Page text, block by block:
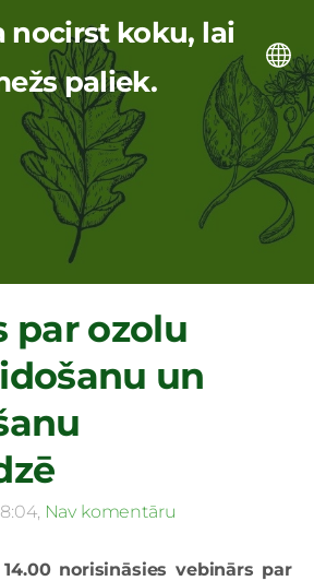
nocirst koku, lai
paliek.
par ozolu
un
Nav komentāru
norisināsies vebinārs par